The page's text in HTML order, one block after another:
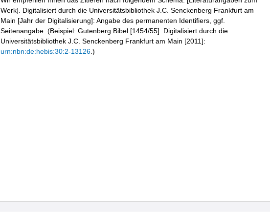
Werk]. Digitalisiert durch die Universitätsbibliothek J.C. Senckenberg Frankfurt am
Main [Jahr der Digitalisierung]: Angabe des permanenten Identifiers, ggf.
Seitenangabe. (Beispiel: Gutenberg Bibel [1454/55]. Digitalisiert durch die
Universitätsbibliothek J.C. Senckenberg Frankfurt am Main [2011]:
urn:nbn:de:hebis:30:2-13126 .)